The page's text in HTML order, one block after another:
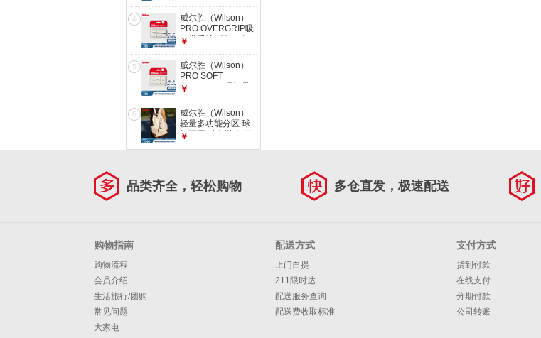
【美网男子比赛用
球】WRT106200 3
颗装- 1筒
4
威尔胜（Wilson）
PRO OVERGRIP吸
汗带手胶 粘性 3条/
球专业配件 【白
色】WRZ4014WH
￥
5
威尔胜（Wilson）
PRO SOFT
OVERGRIP吸汗带
球拍专业配件 【干
性】白色-
WRZ4040WH
￥
6
威尔胜（Wilson）
轻量多功能分区 球
拍隔层 独立鞋仓 运
￥
品类齐全，轻松购物 多仓直发，极速配送
购物指南
购物流程
会员介绍
生活旅行/团购
常见问题
大家电
配送方式
上门自提
211限时达
配送服务查询
配送费收取标准
支付方式
货到付款
在线支付
分期付款
公司转账